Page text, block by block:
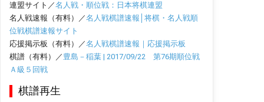
連盟サイト／名人戦・順位戦：日本将棋連盟
名人戦速報（有料）／名人戦棋譜速報│将棋・名人戦順
位戦棋譜速報サイト
応援掲示板（有料）／名人戦棋譜速報｜応援掲示板
棋譜（有料）／ 豊島－稲葉 | 2017/09/22 第76期順位戦
Ａ級５回戦
棋譜再生